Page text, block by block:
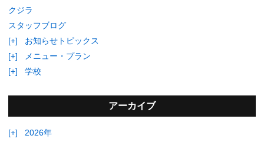
クジラ
スタッフブログ
[+]
お知らせトピックス
[+]
メニュー・プラン
[+]
学校
アーカイブ
[+]
2026年